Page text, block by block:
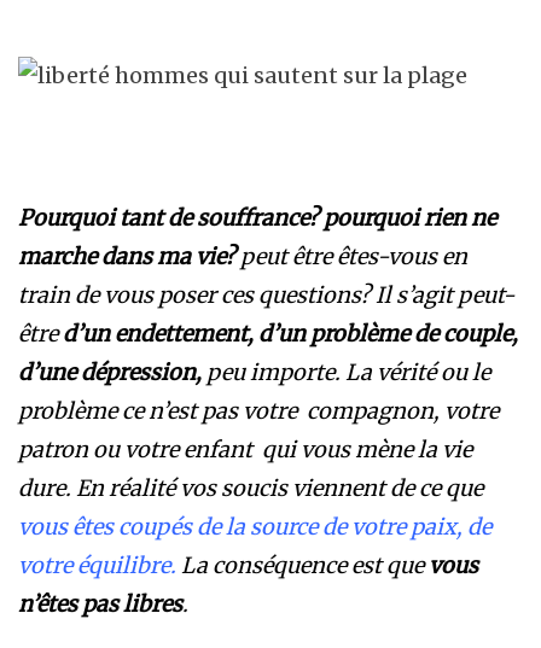
Pourquoi tant de souffrance? pourquoi rien ne
marche dans ma vie?peut être êtes-vous en
train de vous poser ces questions? Il s’agit peut-
êtred’un endettement, d’un problème de couple,
d’une dépression, peu importe. La vérité ou le
problème ce n’est pas votre compagnon, votre
patron ou votre enfant qui vous mène la vie
dure. En réalité vos soucis viennent de ce que
vous êtes coupés de la source de votre paix, de
votre équilibre. La conséquence est quevous
n’êtes pas libres.